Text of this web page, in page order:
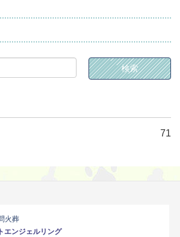
71
火葬
エンジェルリング